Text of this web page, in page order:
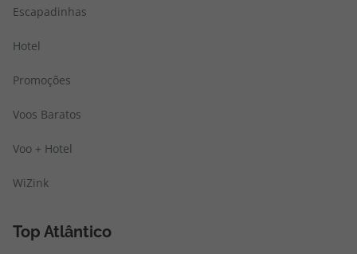
Escapadinhas
Hotel
Promoções
Voos Baratos
Voo + Hotel
WiZink
Top Atlântico